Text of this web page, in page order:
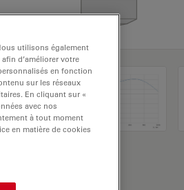
utilisons également
d’améliorer votre
en fonction
sur les réseaux
En cliquant sur «
avec nos
à tout moment
en matière de cookies